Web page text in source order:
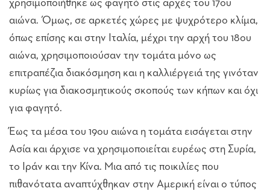
χρησιμοποιήθηκε ως φαγητό στις αρχές του 17ου
αιώνα. Όμως, σε αρκετές χώρες με ψυχρότερο κλίμα,
όπως επίσης και στην Ιταλία, μέχρι την αρχή του 18ου
αιώνα, χρησιμοποιούσαν την τομάτα μόνο ως
επιτραπέζια διακόσμηση και η καλλιέργειά της γινόταν
κυρίως για διακοσμητικούς σκοπούς των κήπων και όχι
για φαγητό.
Έως τα μέσα του 19ου αιώνα η τομάτα εισάγεται στην
Ασία και άρχισε να χρησιμοποιείται ευρέως στη Συρία,
το Ιράν και την Κίνα. Μια από τις ποικιλίες που
πιθανότατα αναπτύχθηκαν στην Αμερική είναι ο τύπος